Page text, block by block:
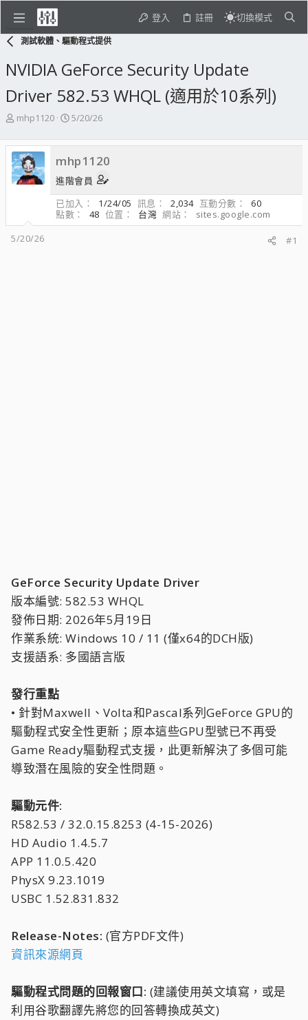
登入 註冊 切換模式
測試軟體、驅動程式提供
NVIDIA GeForce Security Update
Driver 582.53 WHQL (適用於10系列)
主
發
起
人
mhp1120
開
日
期
5/20/26
mhp1120
進階會員
已加入
1/24/05 訊息 2,034 互動分數
60
點數
48 位置 台灣 網站
sites.google.com
5/20/26
#1
GeForce Security Update Driver
版本編號: 582.53 WHQL
發佈日期: 2026年5月19日
作業系統: Windows 10 / 11 (僅x64的DCH版)
支援語系: 多國語言版
發行重點
• 針對Maxwell、Volta和Pascal系列GeForce GPU的
驅動程式安全性更新；原本這些GPU型號已不再受
Game Ready驅動程式支援，此更新解決了多個可能
導致潛在風險的安全性問題。
驅動元件:
R582.53 / 32.0.15.8253 (4-15-2026)
HD Audio 1.4.5.7
APP 11.0.5.420
PhysX 9.23.1019
USBC 1.52.831.832
Release-Notes: (官方PDF文件)
資訊來源網頁
驅動程式問題的回報窗口: (建議使用英文填寫，或是
利用谷歌翻譯先將您的回答轉換成英文)